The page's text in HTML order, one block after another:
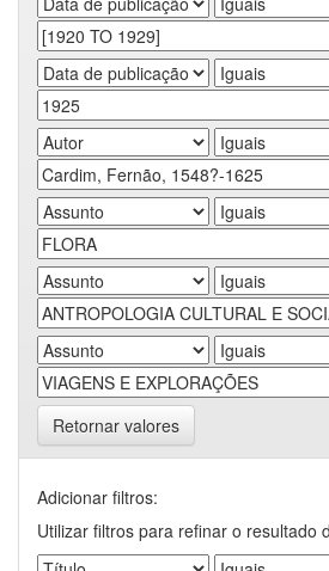
Retornar valores
Adicionar filtros:
Utilizar filtros para refinar o resultado